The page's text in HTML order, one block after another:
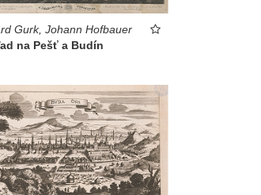
Gurk, Johann Hofbauer
na Pešť a Budín